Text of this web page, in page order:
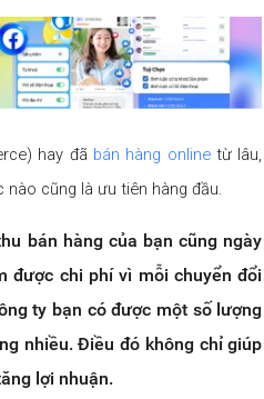
hay đã bán hàng onlinetừ lâu,
nào cũng là ưu tiên hàng đầu.
bán hàng của bạn cũng ngày
được chi phí vì mỗi chuyển đổi
ty bạn có được một số lượng
nhiều. Điều đó không chỉ giúp
lợi nhuận.